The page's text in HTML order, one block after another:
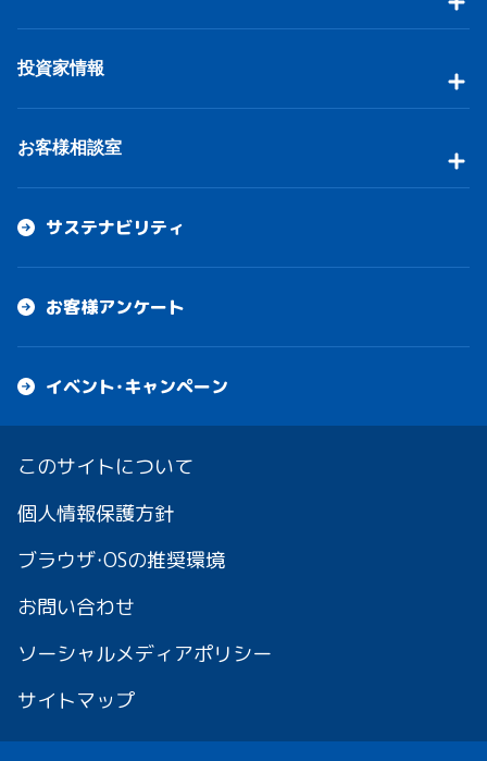
投資家情報
お客様相談室
サステナビリティ
お客様アンケート
イベント・キャンペーン
このサイトについて
個人情報保護方針
ブラウザ・OSの推奨環境
お問い合わせ
ソーシャルメディアポリシー
サイトマップ